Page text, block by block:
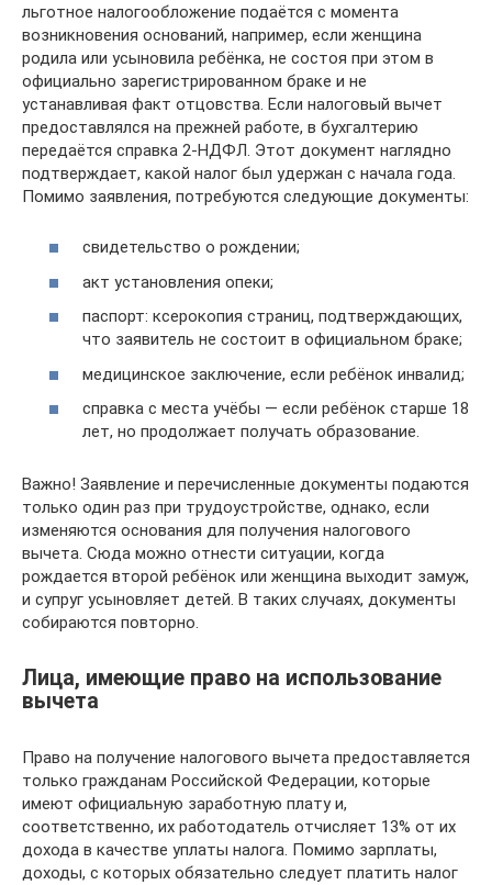
льготное налогообложение подаётся с момента
возникновения оснований, например, если женщина
родила или усыновила ребёнка, не состоя при этом в
официально зарегистрированном браке и не
устанавливая факт отцовства. Если налоговый вычет
предоставлялся на прежней работе, в бухгалтерию
передаётся справка 2-НДФЛ. Этот документ наглядно
подтверждает, какой налог был удержан с начала года.
Помимо заявления, потребуются следующие документы:
свидетельство о рождении;
акт установления опеки;
паспорт: ксерокопия страниц, подтверждающих,
что заявитель не состоит в официальном браке;
медицинское заключение, если ребёнок инвалид;
справка с места учёбы — если ребёнок старше 18
лет, но продолжает получать образование.
Важно! Заявление и перечисленные документы подаются
только один раз при трудоустройстве, однако, если
изменяются основания для получения налогового
вычета. Сюда можно отнести ситуации, когда
рождается второй ребёнок или женщина выходит замуж,
и супруг усыновляет детей. В таких случаях, документы
собираются повторно.
Лица, имеющие право на использование
вычета
Право на получение налогового вычета предоставляется
только гражданам Российской Федерации, которые
имеют официальную заработную плату и,
соответственно, их работодатель отчисляет 13% от их
дохода в качестве уплаты налога. Помимо зарплаты,
доходы, с которых обязательно следует платить налог